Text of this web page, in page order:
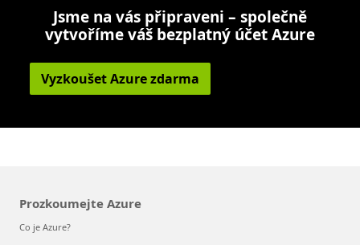
Jsme na vás připraveni – společně
vytvoříme váš bezplatný účet Azure
Vyzkoušet Azure zdarma
Prozkoumejte Azure
Co je Azure?